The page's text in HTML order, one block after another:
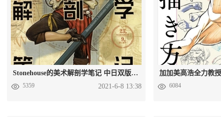
Stonehouse的美术解剖学笔记 中日双版本教程 百度网盘PDF格式
5359 2021-6-8 13:38 6084